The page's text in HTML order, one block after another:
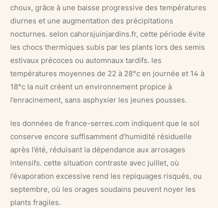
choux, grâce à une baisse progressive des températures
diurnes et une augmentation des précipitations
nocturnes. selon cahorsjuinjardins.fr, cette période évite
les chocs thermiques subis par les plants lors des semis
estivaux précoces ou automnaux tardifs. les
températures moyennes de 22 à 28°c en journée et 14 à
18°c la nuit créent un environnement propice à
l’enracinement, sans asphyxier les jeunes pousses.
les données de france-serres.com indiquent que le sol
conserve encore suffisamment d’humidité résiduelle
après l’été, réduisant la dépendance aux arrosages
intensifs. cette situation contraste avec juillet, où
l’évaporation excessive rend les repiquages risqués, ou
septembre, où les orages soudains peuvent noyer les
plants fragiles.